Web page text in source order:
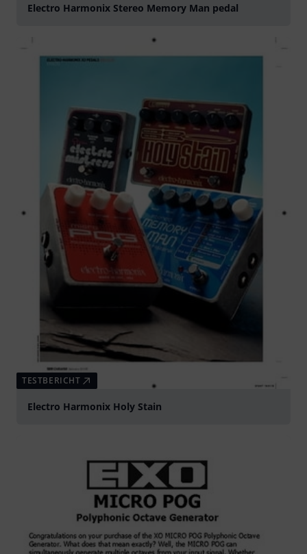
Electro Harmonix Stereo Memory Man pedal
TESTBERICHT
Electro Harmonix Holy Stain